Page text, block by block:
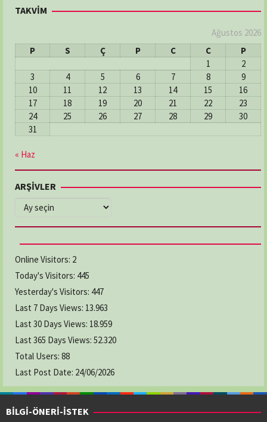
TAKVİM
Ağustos 2026
P
S Ç P C C
P
1
2
3
4 5 6 7 8
9
10
11 12 13 14 15
16
17
18 19 20 21 22
23
24
25 26 27 28 29
30
31
« Haz
ARŞİVLER
ARŞİVLER
Online Visitors: 2
Today's Visitors: 445
Yesterday's Visitors: 447
Last 7 Days Views: 13.963
Last 30 Days Views: 18.959
Last 365 Days Views: 52.320
Total Users: 88
Last Post Date: 24/06/2026
BİLGİ-ÖNERİ-İSTEK